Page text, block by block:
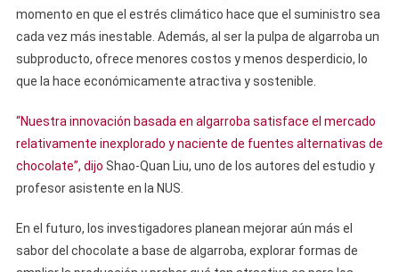
momento en que el estrés climático hace que el suministro sea
cada vez más inestable. Además, al ser la pulpa de algarroba un
subproducto, ofrece menores costos y menos desperdicio, lo
que la hace económicamente atractiva y sostenible.
“Nuestra innovación basada en algarroba satisface el mercado
relativamente inexplorado y naciente de fuentes alternativas de
chocolate”, dijo Shao-Quan Liu, uno de los autores del estudio y
profesor asistente en la NUS.
En el futuro, los investigadores planean mejorar aún más el
sabor del chocolate a base de algarroba, explorar formas de